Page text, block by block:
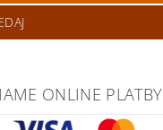
ONLINE PLATBY